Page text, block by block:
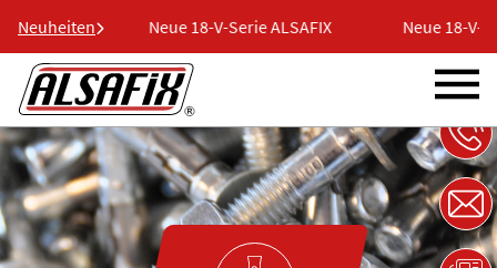
Neuheiten Neue 18-V-Serie ALSAFIX Neue 18-V-